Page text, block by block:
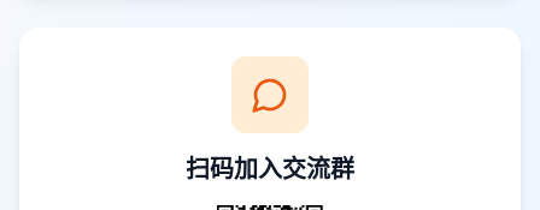
扫码加入交流群